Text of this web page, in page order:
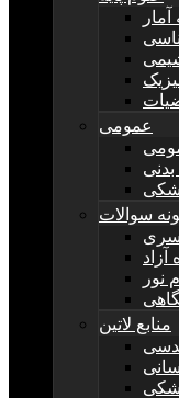
عمومی
سوالات
آزاد
نور
منابع لاتین